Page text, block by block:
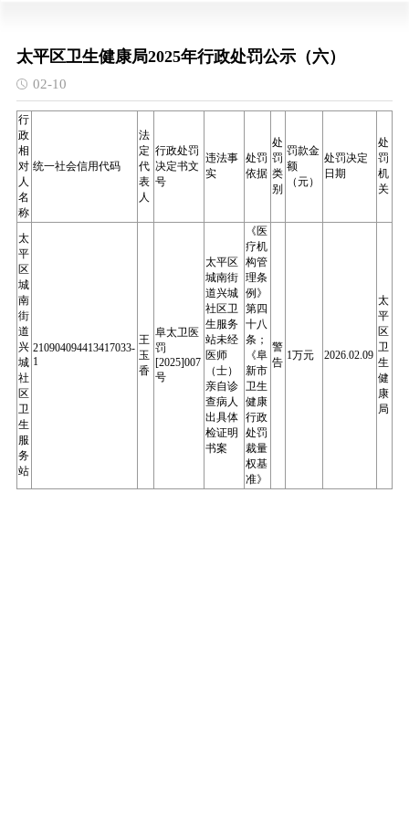
太平区卫生健康局2025年行政处罚公示（六）
02-10
行
政
相
对
人
名
称
统一社会信用代码
法
定
代
表
人
行政处罚
决定书文
号
违法事
实
处罚
依据
处
罚
类
别
罚款金
额
（元）
处罚决定
日期
处
罚
机
关
太
平
区
城
南
街
道
兴
城
社
区
卫
生
服
务
站
210904094413417033-
1
王
玉
香
阜太卫医
罚
[2025]007
号
太平区
城南街
道兴城
社区卫
生服务
站未经
医师
（士）
亲自诊
查病人
出具体
检证明
书案
《医
疗机
构管
理条
例》
第四
十八
条；
《阜
新市
卫生
健康
行政
处罚
裁量
权基
准》
警
告
1万元 2026.02.09
太
平
区
卫
生
健
康
局